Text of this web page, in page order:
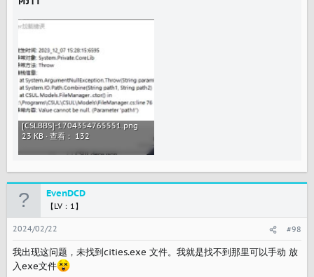
[CSLBBS]-1704354765551.png
23 KB · 查看： 132
EvenDCD
【LV：1】
2024/02/22 #98
我出现这问题，未找到cities.exe 文件。我就是找不到那里可以手动 放
入exe文件